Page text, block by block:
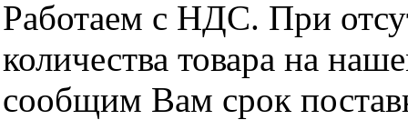
Работаем с НДС. При
количества товара на
сообщим Вам срок